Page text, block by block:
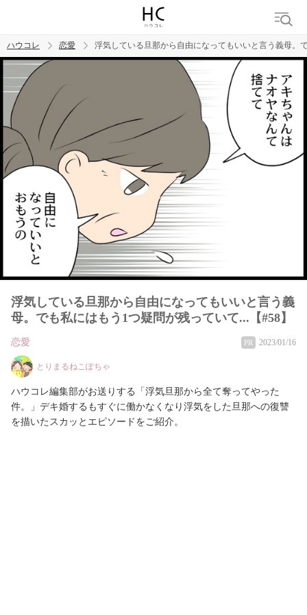
トレンド ワード
恋愛
ハウコレ 恋愛 浮気している旦那から自由になってもいいと言う義母。
浮気している旦那から自由になってもいいと言う義
母。でも私にはもう1つ疑問が残っていて...【#58】
恋愛 PR 2023/01/16
とりまるねこぽちゃ
ハウコレ編集部がお送りする「浮気旦那から全て奪ってやった
件。」デキ婚するもすぐに働かなくなり浮気をした旦那への復讐
を描いたスカッとエピソードをご紹介。